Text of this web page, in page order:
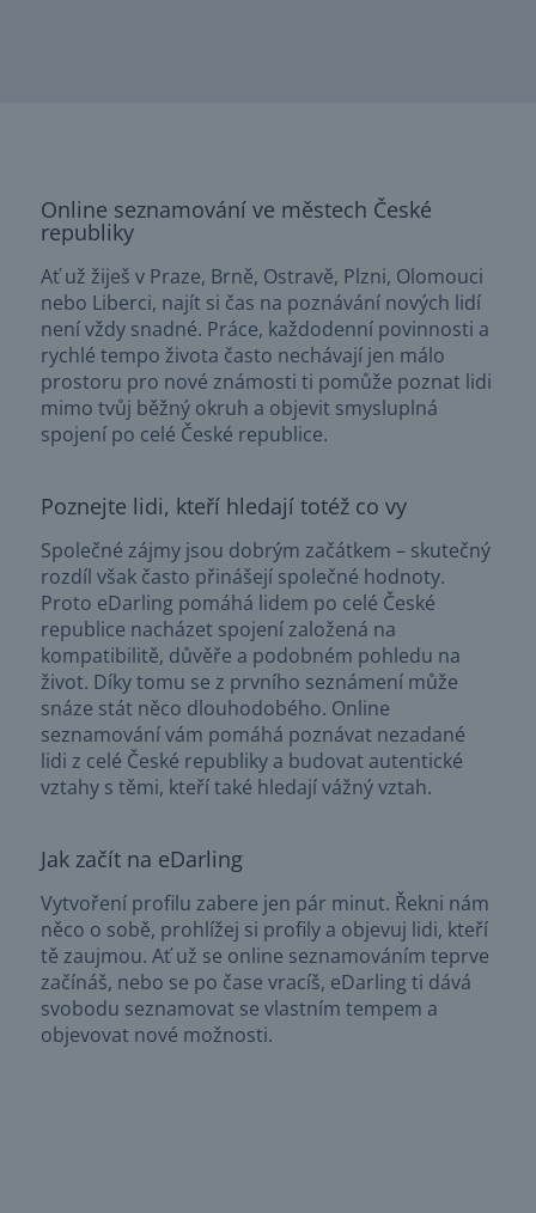
Online seznamování ve městech České
republiky
Ať už žiješ v Praze, Brně, Ostravě, Plzni, Olomouci
nebo Liberci, najít si čas na poznávání nových lidí
není vždy snadné. Práce, každodenní povinnosti a
rychlé tempo života často nechávají jen málo
prostoru pro nové známosti ti pomůže poznat lidi
mimo tvůj běžný okruh a objevit smysluplná
spojení po celé České republice.
Poznejte lidi, kteří hledají totéž co vy
Společné zájmy jsou dobrým začátkem – skutečný
rozdíl však často přinášejí společné hodnoty.
Proto eDarling pomáhá lidem po celé České
republice nacházet spojení založená na
kompatibilitě, důvěře a podobném pohledu na
život. Díky tomu se z prvního seznámení může
snáze stát něco dlouhodobého. Online
seznamování vám pomáhá poznávat nezadané
lidi z celé České republiky a budovat autentické
vztahy s těmi, kteří také hledají vážný vztah.
Jak začít na eDarling
Vytvoření profilu zabere jen pár minut. Řekni nám
něco o sobě, prohlížej si profily a objevuj lidi, kteří
tě zaujmou. Ať už se online seznamováním teprve
začínáš, nebo se po čase vracíš, eDarling ti dává
svobodu seznamovat se vlastním tempem a
objevovat nové možnosti.